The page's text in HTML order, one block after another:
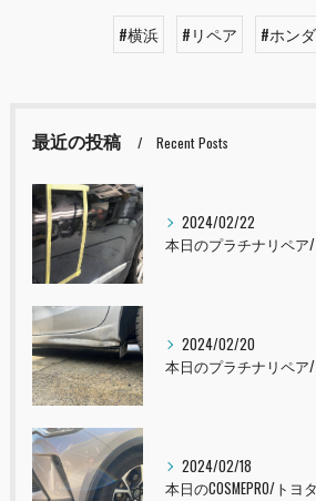
#横浜 #リペア #ホンダ
最近の投稿 Recent Posts
2024/02/22
本日のプラチナリペア
2024/02/20
本日のプラチナリペア
2024/02/18
本日のCOSMEPRO/トヨ